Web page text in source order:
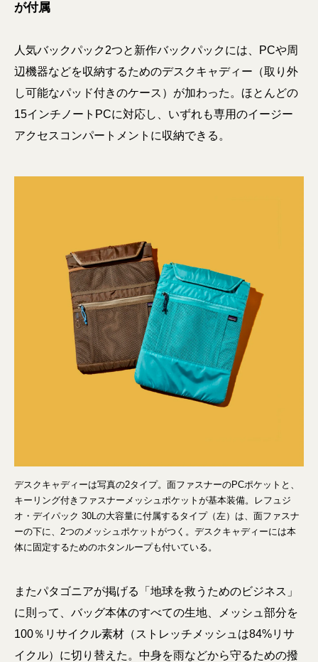
が付属
人気バックパック2つと新作バックパックには、PCや周
辺機器などを収納するためのデスクキャディー（取り外
し可能なパッド付きのケース）が加わった。ほとんどの
15インチノートPCに対応し、いずれも専用のイージー
アクセスコンパートメントに収納できる。
デスクキャディーは写真の2タイプ。面ファスナーのPCポケットと、
キーリング付きファスナーメッシュポケットが基本装備。レフュジ
オ・デイパック 30Lの大容量に付属するタイプ（左）は、面ファスナ
ーの下に、2つのメッシュポケットがつく。デスクキャディーには本
体に固定するためのホタンループも付いている。
またパタゴニアが掲げる「地球を救うためのビジネス」
に則って、バッグ本体のすべての生地、メッシュ部分を
100％リサイクル素材（ストレッチメッシュは84%リサ
イクル）に切り替えた。中身を雨などから守るための撥